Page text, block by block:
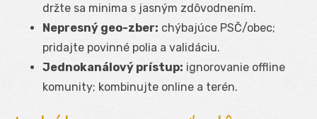
držte sa minima s jasným zdôvodnením.
Nepresný geo-zber: chýbajúce PSČ/obec;
pridajte povinné polia a validáciu.
Jednokanálový prístup: ignorovanie offline
komunity; kombinujte online a terén.